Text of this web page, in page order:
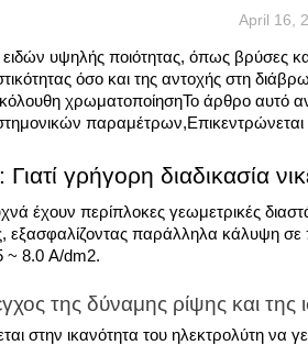
April 16,
υψηλής ποιότητας, όπως βρύσες
όσο και της αντοχής στη
χρωματοποίησηΤο άρθρο αυτό
παραμέτρων,Επικεντρώνεται
γρήγορη διαδικασία
έχουν περίπλοκες γεωμετρικές
εξασφαλίζοντας παράλληλα κάλυψη
~ 8.0 A/dm2.
της δύναμης ρίψης και
στην ικανότητα του ηλεκτρολύτη να